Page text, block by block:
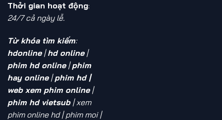
Thởi gian hoạt động:
24/7 cả ngày lễ.
Từ khóa tìm kiếm:
hdonline|hd online|
phim hd online| phim
hay online|phim hd |
web xem phim online|
phim hd vietsub| xem
phim online hd| phim moi |